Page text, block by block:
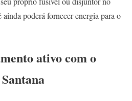
poderá fornecer energia para o
ativo com o